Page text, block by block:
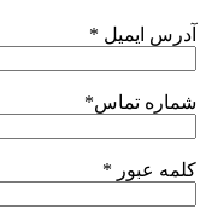
آدرس ایمیل *
شماره تماس*
کلمه عبور *